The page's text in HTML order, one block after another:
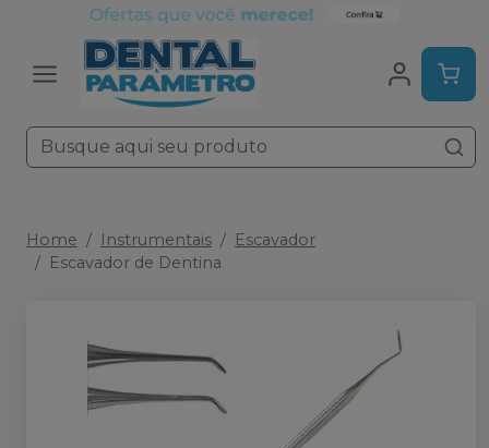
Home Instrumentais
Escavador
Escavador de Dentina